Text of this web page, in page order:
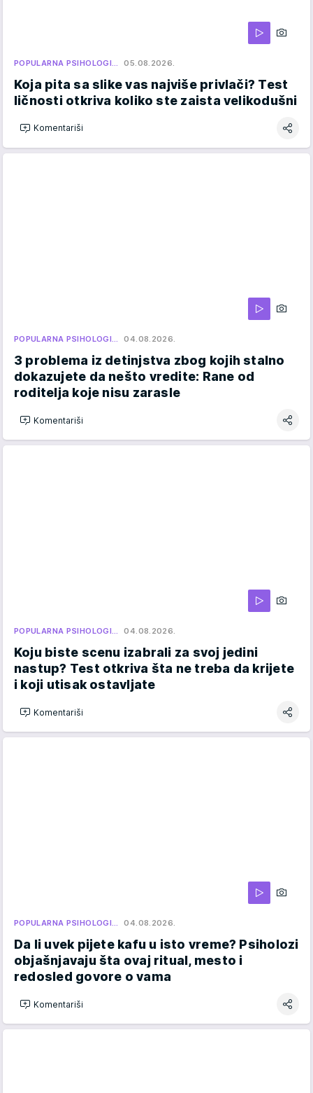
POPULARNA PSIHOLOGI… 05.08.2026.
Koja pita sa slike vas najviše privlači? Test
ličnosti otkriva koliko ste zaista velikodušni
Komentariši
POPULARNA PSIHOLOGI… 04.08.2026.
3 problema iz detinjstva zbog kojih stalno
dokazujete da nešto vredite: Rane od
roditelja koje nisu zarasle
Komentariši
POPULARNA PSIHOLOGI… 04.08.2026.
Koju biste scenu izabrali za svoj jedini
nastup? Test otkriva šta ne treba da krijete
i koji utisak ostavljate
Komentariši
POPULARNA PSIHOLOGI… 04.08.2026.
Da li uvek pijete kafu u isto vreme? Psiholozi
objašnjavaju šta ovaj ritual, mesto i
redosled govore o vama
Komentariši